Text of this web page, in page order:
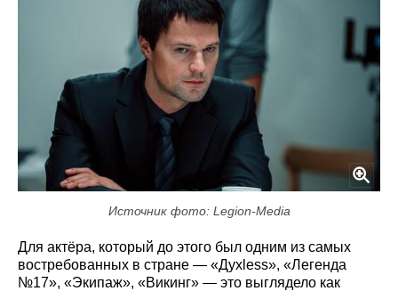
Источник фото: Legion-Media
Для актёра, который до этого был одним из самых
востребованных в стране — «Духless», «Легенда
№17», «Экипаж», «Викинг» — это выглядело как